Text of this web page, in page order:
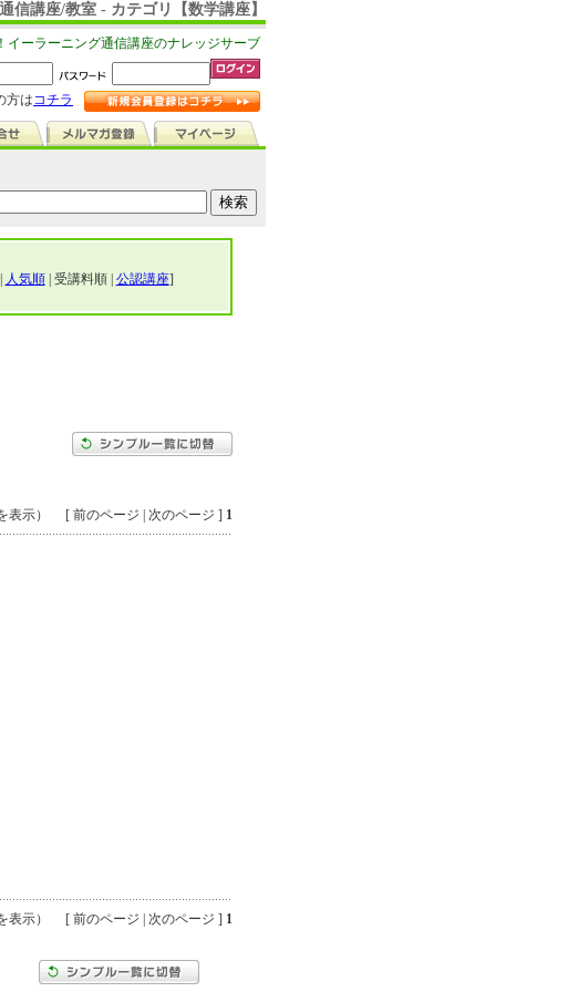
信講座/教室 - カテゴリ【数学講座】
イーラーニング通信講座のナレッジサーブ
方はコチラ
人気順| 受講料順 | 公認講座]
表示） [ 前のページ | 次のページ ] 1
表示） [ 前のページ | 次のページ ] 1